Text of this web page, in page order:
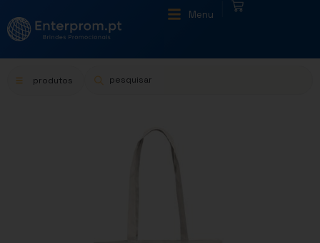
Menu
produtos